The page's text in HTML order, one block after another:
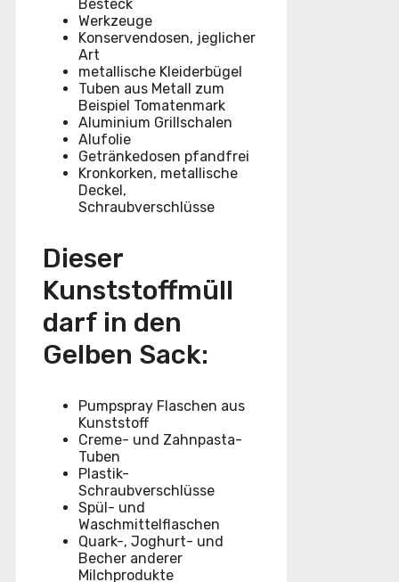
Besteck
Werkzeuge
Konservendosen, jeglicher
Art
metallische Kleiderbügel
Tuben aus Metall zum
Beispiel Tomatenmark
Aluminium Grillschalen
Alufolie
Getränkedosen pfandfrei
Kronkorken, metallische
Deckel,
Schraubverschlüsse
Dieser
Kunststoffmüll
darf in den
Gelben Sack:
Pumpspray Flaschen aus
Kunststoff
Creme- und Zahnpasta-
Tuben
Plastik-
Schraubverschlüsse
Spül- und
Waschmittelflaschen
Quark-, Joghurt- und
Becher anderer
Milchprodukte